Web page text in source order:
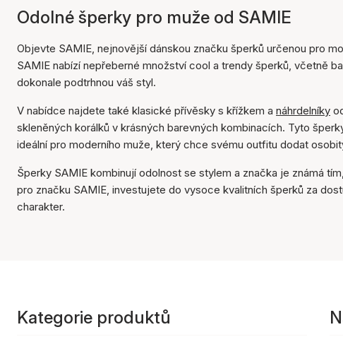
Odolné šperky pro muže od SAMIE
Objevte SAMIE, nejnovější dánskou značku šperků určenou pro
SAMIE nabízí nepřeberné množství cool a trendy šperků, včetně
dokonale podtrhnou váš styl.
V nabídce najdete také klasické přívěsky s křížkem a náhrdelníky
skleněných korálků v krásných barevných kombinacích. Tyto
ideální pro moderního muže, který chce svému outfitu dodat
Šperky SAMIE kombinují odolnost se stylem a značka je známá
pro značku SAMIE, investujete do vysoce kvalitních šperků za
charakter.
Kategorie produktů